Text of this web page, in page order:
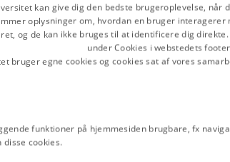
kan give dig den bedste brugeroplevelse, når
oplysninger om, hvordan en bruger
og de kan ikke bruges til at identificere dig
under Cookies i webstedets
bruger egne cookies og cookies sat af vores
funktioner på hjemmesiden brugbare, fx
cookies.